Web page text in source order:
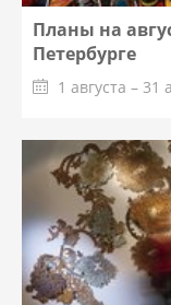
Планы на
Петербурге
1 августа – 31